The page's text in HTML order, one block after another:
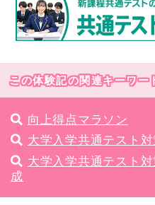
この体験記の関連キーワー
向上得点マラソン
大学入学共通テスト
大学入学共通テスト
成